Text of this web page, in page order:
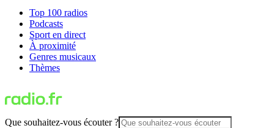
Top 100 radios
Podcasts
Sport en direct
À proximité
Genres musicaux
Thèmes
Que souhaitez-vous écouter ?